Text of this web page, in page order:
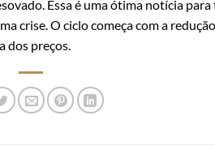
Essa é uma ótima notícia
crise. O ciclo começa com a
dos preços.